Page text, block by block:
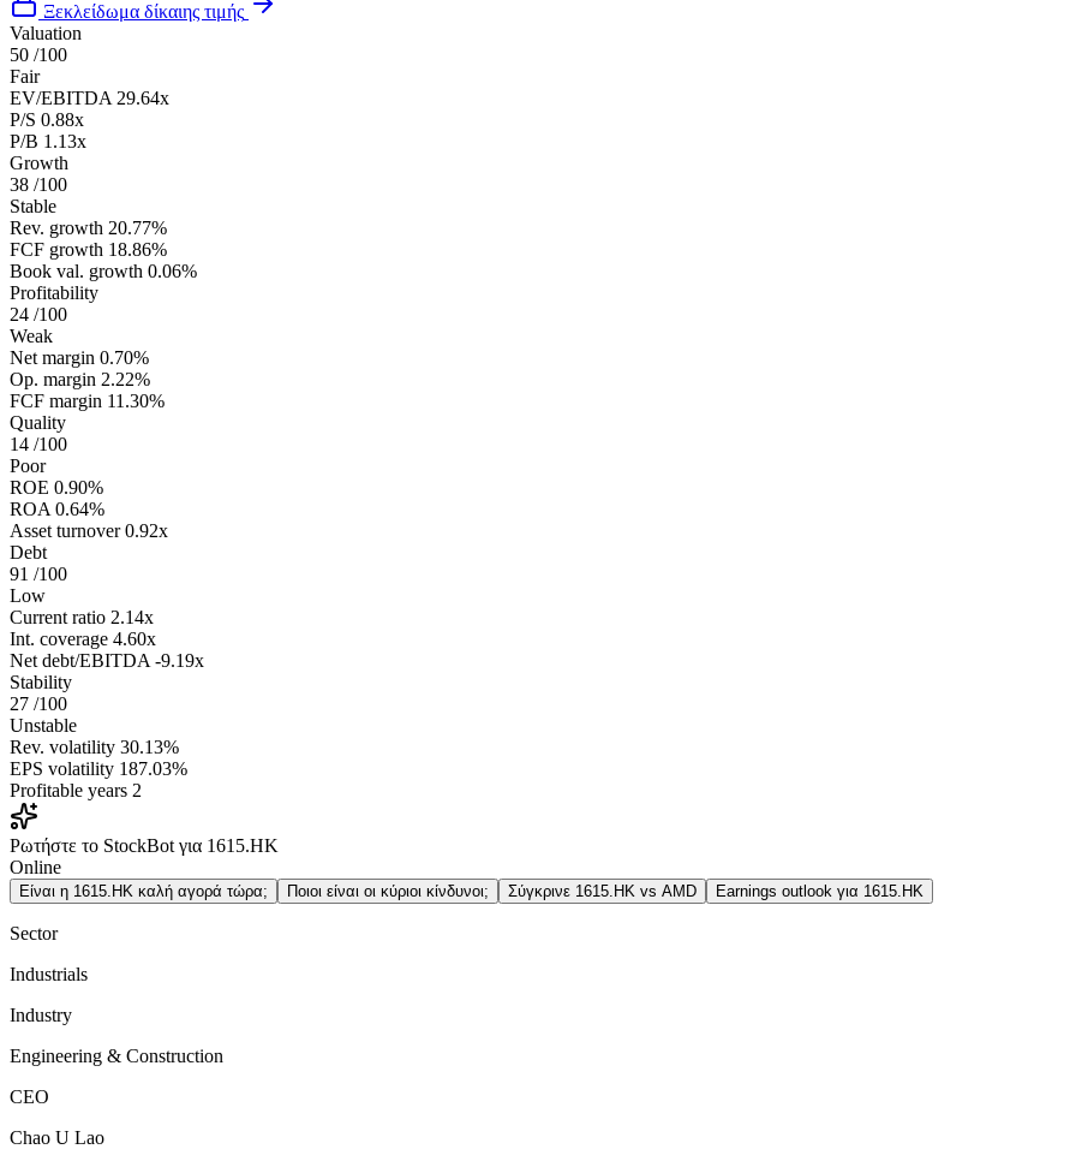
Ξεκλείδωμα δίκαιης τιμής
Valuation
50 /100
Fair
EV/EBITDA 29.64x
P/S 0.88x
P/B 1.13x
Growth
38 /100
Stable
Rev. growth 20.77%
FCF growth 18.86%
Book val. growth 0.06%
Profitability
24 /100
Weak
Net margin 0.70%
Op. margin 2.22%
FCF margin 11.30%
Quality
14 /100
Poor
ROE 0.90%
ROA 0.64%
Asset turnover 0.92x
Debt
91 /100
Low
Current ratio 2.14x
Int. coverage 4.60x
Net debt/EBITDA -9.19x
Stability
27 /100
Unstable
Rev. volatility 30.13%
EPS volatility 187.03%
Profitable years 2
Ρωτήστε το StockBot για 1615.HK
Online
Είναι η 1615.HK καλή αγορά τώρα; Ποιοι είναι οι κύριοι κίνδυνοι; Σύγκρινε 1615.HK vs AMD Earnings outlook για 1615.HK
Sector
Industrials
Industry
Engineering & Construction
CEO
Chao U Lao